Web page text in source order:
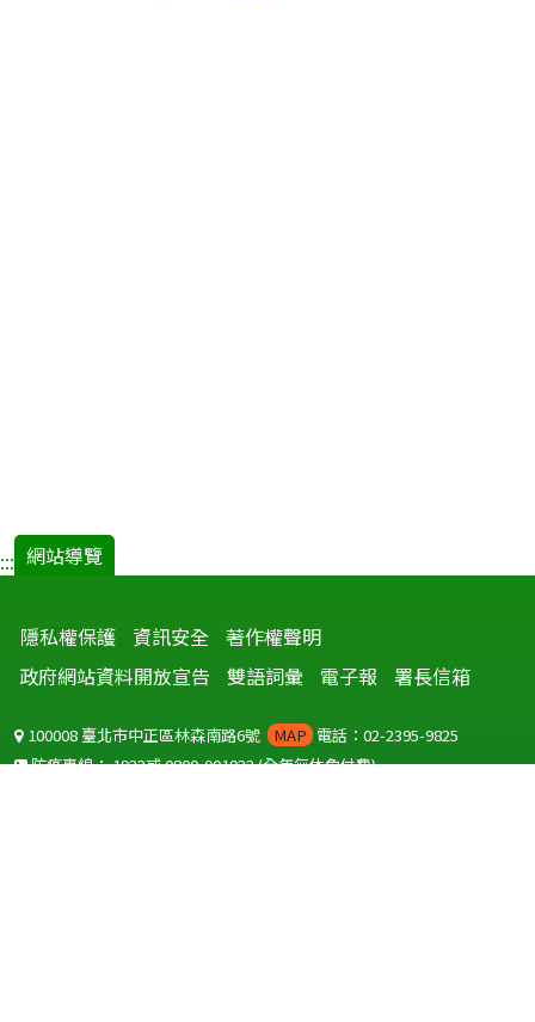
::: 網站導覽
隱私權保護 資訊安全 著作權聲明
政府網站資料開放宣告
雙語詞彙 電子報 署長信箱
100008 臺北市中正區林森南路6號 MAP 電話：02-2395-9825
防疫專線：1922或0800-001922(全年無休免付費)